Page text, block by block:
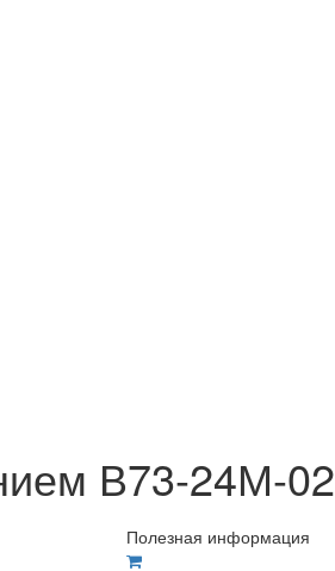
В73-24М-02
Полезная информация